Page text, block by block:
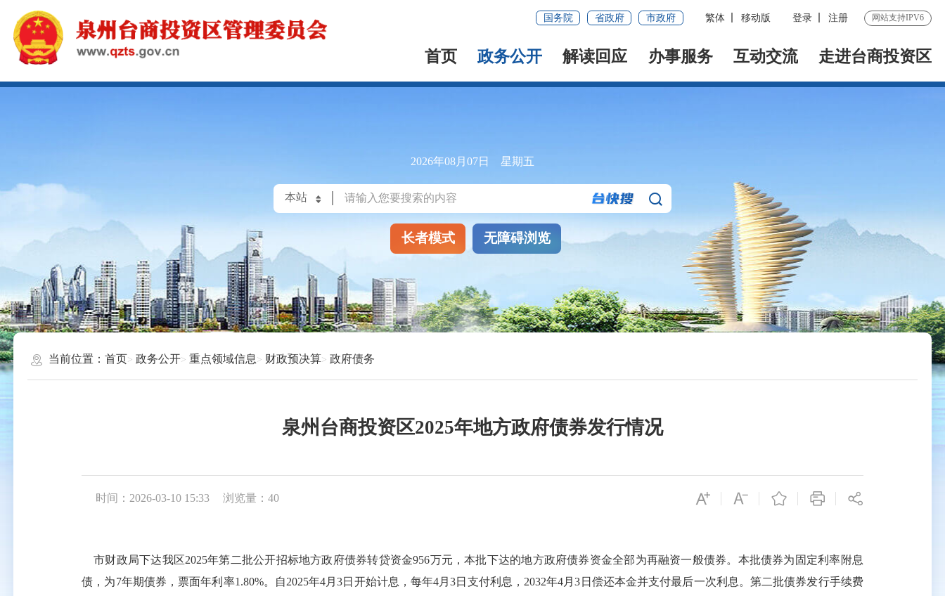
国务院 省政府 市政府 繁体 移动版 登录 注册 网站支持IPV6
首页 政务公开 解读回应 办事服务 互动交流 走进台商投资区
2026年08月07日 星期五
长者模式 无障碍浏览
当前位置：首页 政务公开 重点领域信息 财政预决算 政府债务
泉州台商投资区2025年地方政府债券发行情况
时间：2026-03-10 15:33 浏览量： 40
市财政局下达我区2025年第二批公开招标地方政府债券转贷资金956万元，本批下达的地方政府债券资金全部为再融资一般债券。本批债券为固定利率附息
债，为7年期债券，票面年利率1.80%。自2025年4月3日开始计息， 每年4月3日支付利息，2032年4月3 日偿还本金并支付最后一次利息。第二批债券发行手续费